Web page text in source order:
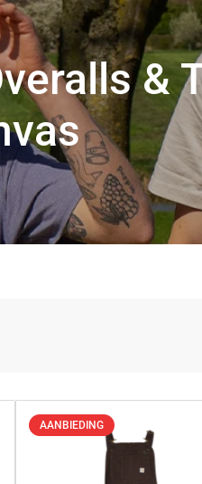
&
AANBIEDING